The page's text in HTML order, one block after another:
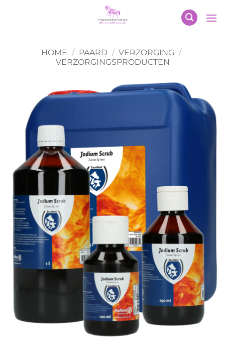
HOME / PAARD / VERZORGING /
VERZORGINGSPRODUCTEN